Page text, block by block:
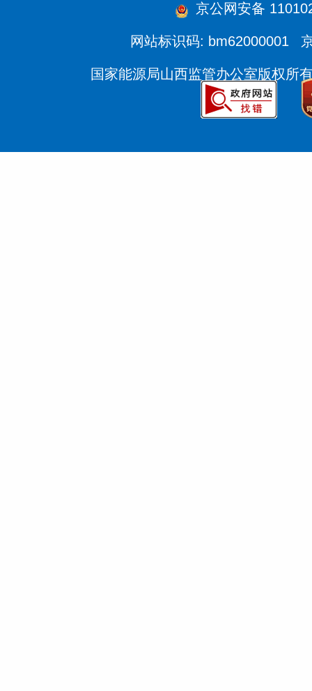
京公网安备
网站标识码: bm62000001
国家能源局山西监管办公室版权所